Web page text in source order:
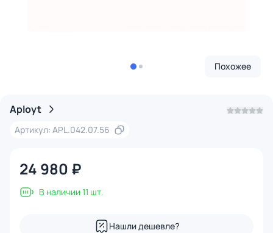
Похожее
Aployt
Артикул: APL.042.07.56
24 980 ₽
В наличии 11 шт.
Нашли дешевле?